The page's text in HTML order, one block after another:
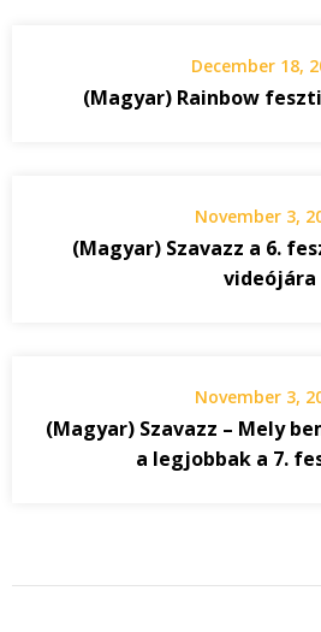
December 18,
(Magyar) Rainbow
November 3,
(Magyar) Szavazz a 6.
videójára
November 3,
(Magyar) Szavazz – Mely
a legjobbak a 7.